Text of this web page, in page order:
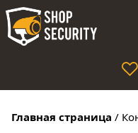
Главная страница /